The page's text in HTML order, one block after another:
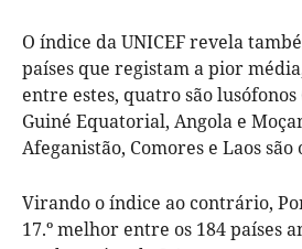
O índice da UNICEF revela
países que registam a pior
entre estes, quatro são lusófonos
Guiné Equatorial, Angola e
Afeganistão, Comores e Laos
Virando o índice ao contrário,
17.º melhor entre os 184 países